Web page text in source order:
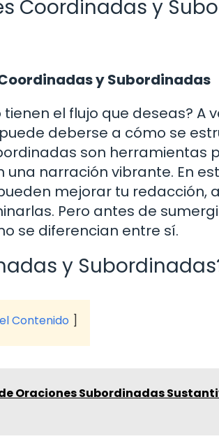
Coordinadas y
y Subordinadas
el flujo que deseas? A
deberse a cómo se
son herramientas
narración vibrante. En
mejorar tu redacción,
Pero antes de
se diferencian entre sí.
y
Contenido
Oraciones Subordinadas